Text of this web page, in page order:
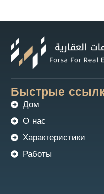
Быстрые
Дом
О нас
Характеристики
Работы